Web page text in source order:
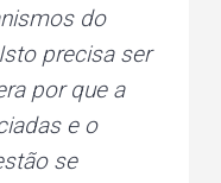
do
precisa ser
por que a
e o
se